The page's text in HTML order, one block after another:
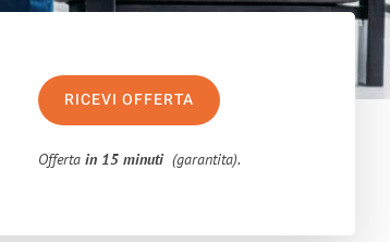
RICEVI OFFERTA
Offertain 15 minuti (garantita).